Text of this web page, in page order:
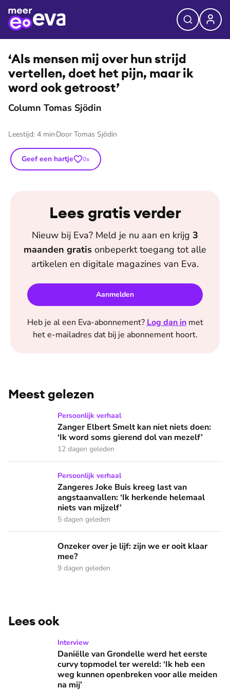
⭐Premium
Jacqueline de Haas
‘Als mensen mij over hun strijd
vertellen, doet het pijn, maar ik
word ook getroost’
Column Tomas Sjödin
Leestijd: 4 min Door Tomas Sjödin
Geef een hartje 0x
Lees gratis verder
Nieuw bij Eva? Meld je nu aan en krijg 3
maanden gratis onbeperkt toegang tot alle
artikelen en digitale magazines van Eva.
Aanmelden
Heb je al een Eva-abonnement? Log dan in met
het e-mailadres dat bij je abonnement hoort.
Meest gelezen
Zanger Elbert Smelt kan niet niets doen: ‘Ik word soms
Persoonlijk verhaal
Zanger Elbert Smelt kan niet niets doen:
‘Ik word soms gierend dol van mezelf’
12 dagen geleden
Zangeres Joke Buis kreeg last van angstaanvallen: ‘Ik
Persoonlijk verhaal
Zangeres Joke Buis kreeg last van
angstaanvallen: ‘Ik herkende helemaal
niets van mijzelf’
5 dagen geleden
Onzeker over je lijf: zijn we er ooit klaar mee?
Onzeker over je lijf: zijn we er ooit klaar
mee?
9 dagen geleden
Lees ook
Daniëlle van Grondelle werd het eerste curvy topmodel
Interview
Daniëlle van Grondelle werd het eerste
curvy topmodel ter wereld: ‘Ik heb een
weg kunnen openbreken voor alle meiden
na mij’